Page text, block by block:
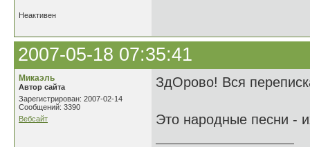
Неактивен
2007-05-18 07:35:41
Микаэль
Автор сайта
Зарегистрирован: 2007-02-14
Сообщений: 3390
Вебсайт
ЗдОрово! Вся
Это народные песни -